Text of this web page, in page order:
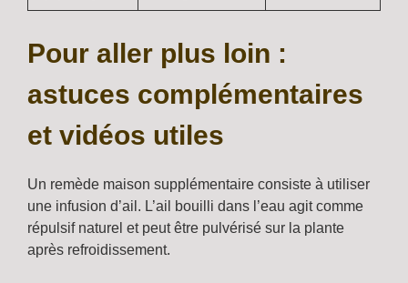
Pour aller plus loin :
astuces complémentaires
et vidéos utiles
Un remède maison supplémentaire consiste à utiliser
une infusion d’ail. L’ail bouilli dans l’eau agit comme
répulsif naturel et peut être pulvérisé sur la plante
après refroidissement.